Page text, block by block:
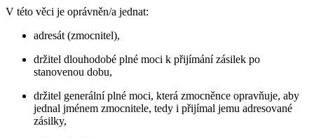
V této věci je oprávněn/a jednat:
adresát (zmocnitel),
držitel dlouhodobé plné moci k přijímání zásilek po
stanovenou dobu,
držitel generální plné moci, která zmocněnce opravňuje, aby
jednal jménem zmocnitele, tedy i přijímal jemu adresované
zásilky,